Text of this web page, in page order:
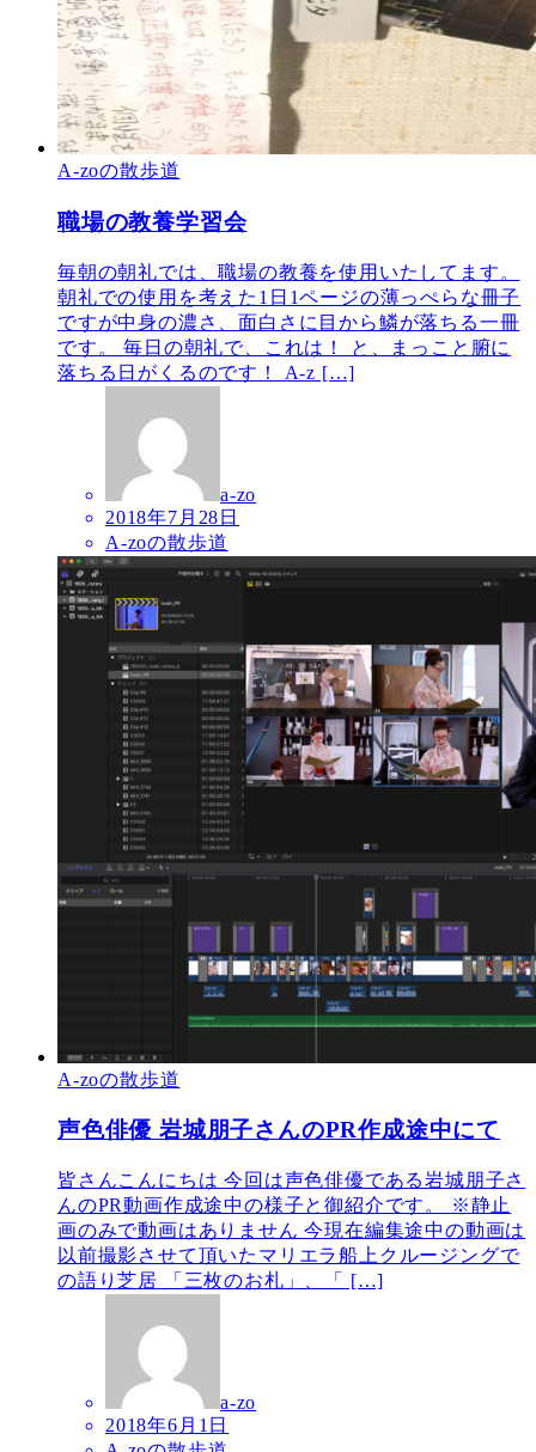
A-zoの散歩道
職場の教養学習会
毎朝の朝礼では、職場の教養を使用いたしてます。
朝礼での使用を考えた1日1ページの薄っぺらな冊子
ですが中身の濃さ、面白さに目から鱗が落ちる一冊
です。 毎日の朝礼で、これは！ と、まっこと腑に
落ちる日がくるのです！ A-z […]
a-zo
2018年7月28日
A-zoの散歩道
A-zoの散歩道
声色俳優 岩城朋子さんのPR作成途中にて
皆さんこんにちは 今回は声色俳優である岩城朋子さ
んのPR動画作成途中の様子と御紹介です。 ※静止
画のみで動画はありません 今現在編集途中の動画は
以前撮影させて頂いたマリエラ船上クルージングで
の語り芝居 「三枚のお札」、「 […]
a-zo
2018年6月1日